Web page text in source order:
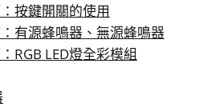
按鍵開關的使用
有源蜂鳴器、無源蜂鳴器
RGB LED燈全彩模組